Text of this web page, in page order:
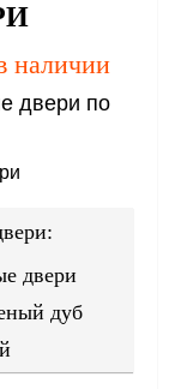
наличии
двери по